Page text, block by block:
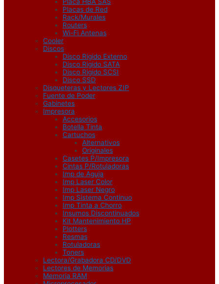
Placa HBA SAS
Placas de Red
Rack/Murales
Routers
Wi-Fi Antenas
Cooler
Discos
Disco Rigido Externo
Disco Rigido SATA
Disco Rigido SCSI
Disco SSD
Disqueteras y Lectores ZIP
Fuente de Poder
Gabinetes
Impresora
Accesorios
Botella Tinta
Cartuchos
Alternativos
Originales
Casetes P/Impresora
Cintas P/Rotuladoras
Imp de Aguja
Imp Laser Color
Imp Laser Negro
Imp Sistema Continuo
Imp Tinta a Chorro
Insumos Discontinuados
Kit Mantenimiento HP
Plotters
Resmas
Rotuladoras
Toners
Lectora/Grabadora CD/DVD
Lectores de Memorias
Memoria RAM